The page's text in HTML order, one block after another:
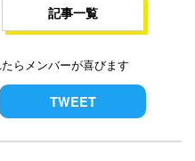
記事一覧
らメンバーが喜びます
TWEET